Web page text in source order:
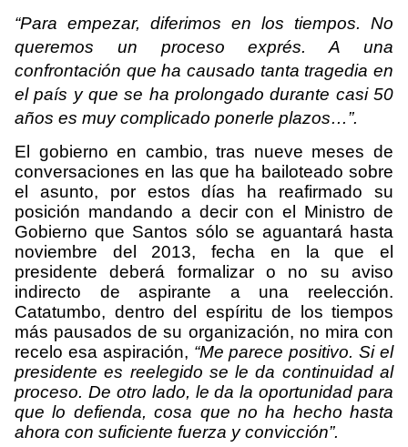
“Para empezar, diferimos en los tiempos. No
queremos un proceso exprés. A una
confrontación que ha causado tanta tragedia en
el país y que se ha prolongado durante casi 50
años es muy complicado ponerle plazos…”.
El gobierno en cambio, tras nueve meses de
conversaciones en las que ha bailoteado sobre
el asunto, por estos días ha reafirmado su
posición mandando a decir con el Ministro de
Gobierno que Santos sólo se aguantará hasta
noviembre del 2013, fecha en la que el
presidente deberá formalizar o no su aviso
indirecto de aspirante a una reelección.
Catatumbo, dentro del espíritu de los tiempos
más pausados de su organización, no mira con
recelo esa aspiración, “Me parece positivo. Si el
presidente es reelegido se le da continuidad al
proceso. De otro lado, le da la oportunidad para
que lo defienda, cosa que no ha hecho hasta
ahora con suficiente fuerza y convicción”.